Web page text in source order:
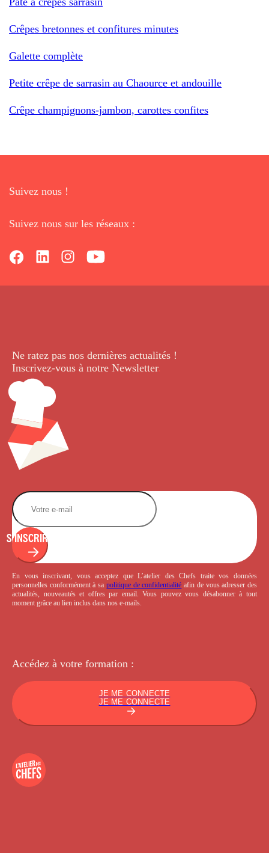
Crêpes bretonnes et confitures minutes
Galette complète
Petite crêpe de sarrasin au Chaource et andouille
Crêpe champignons-jambon, carottes confites
Suivez nous !
Suivez nous sur les réseaux :
Ne ratez pas nos dernières actualités !
Inscrivez-vous à notre Newsletter.
S'INSCRIRE
En vous inscrivant, vous acceptez que L’atelier des Chefs traite vos données
personnelles conformément à sa politique de confidentialité afin de vous adresser des
actualités, nouveautés et offres par email. Vous pouvez vous désabonner à tout
moment grâce au lien inclus dans nos e-mails.
Accédez à votre formation :
JE ME CONNECTE
JE ME CONNECTE